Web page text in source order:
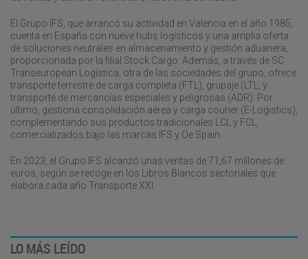
El Grupo IFS, que arrancó su actividad en Valencia en el año 1985,
cuenta en España con nueve hubs logísticos y una amplia oferta
de soluciones neutrales en almacenamiento y gestión aduanera,
proporcionada por la filial Stock Cargo. Además, a través de SC
Transeuropean Logística, otra de las sociedades del grupo, ofrece
transporte terrestre de carga completa (FTL), grupaje (LTL, y
transporte de mercancías especiales y peligrosas (ADR). Por
último, gestiona consolidación aérea y carga courier (E-Logistics),
complementando sus productos tradicionales LCL y FCL,
comercializados bajo las marcas IFS y Oe Spain.
En 2023, el Grupo IFS alcanzó unas ventas de 71,67 millones de
euros, según se recoge en los Libros Blancos sectoriales que
elabora cada año Transporte XXI.
LO MÁS LEÍDO